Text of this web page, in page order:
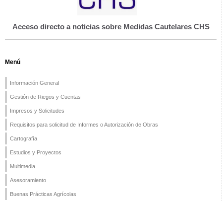
Acceso directo a noticias sobre Medidas Cautelares CHS
Menú
Información General
Gestión de Riegos y Cuentas
Impresos y Solicitudes
Requisitos para solicitud de Informes o Autorización de Obras
Cartografía
Estudios y Proyectos
Multimedia
Asesoramiento
Buenas Prácticas Agrícolas